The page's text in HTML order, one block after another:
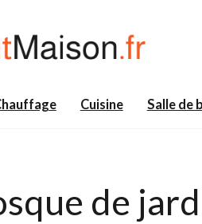
Cuisine Salle de
de